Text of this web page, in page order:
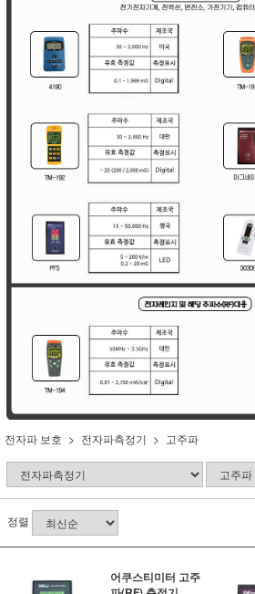
전자파 보호 전자파측정기 고주파
정렬
어쿠스티미터 고주